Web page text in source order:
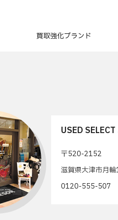
買取強化ブランド
USED
〒520-2152
滋賀県大津市月
0120-555-507